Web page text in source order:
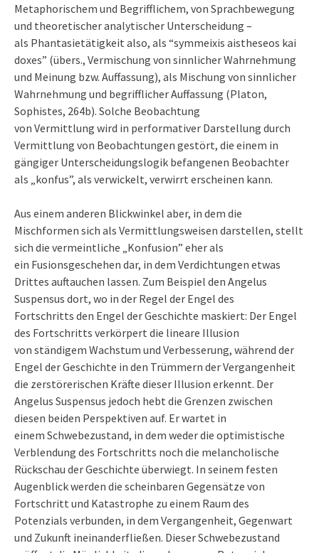
Metaphorischem und Begrifflichem, von Sprachbewegung
und theoretischer analytischer Unterscheidung –
als Phantasietätigkeit also, als “symmeixis aistheseos kai
doxes” (übers., Vermischung von sinnlicher Wahrnehmung
und Meinung bzw. Auffassung), als Mischung von sinnlicher
Wahrnehmung und begrifflicher Auffassung (Platon,
Sophistes, 264b). Solche Beobachtung
von Vermittlung wird in performativer Darstellung durch
Vermittlung von Beobachtungen gestört, die einem in
gängiger Unterscheidungslogik befangenen Beobachter
als „konfus”, als verwickelt, verwirrt erscheinen kann.
Aus einem anderen Blickwinkel aber, in dem die
Mischformen sich als Vermittlungsweisen darstellen, stellt
sich die vermeintliche „Konfusion” eher als
ein Fusionsgeschehen dar, in dem Verdichtungen etwas
Drittes auftauchen lassen. Zum Beispiel den Angelus
Suspensus dort, wo in der Regel der Engel des
Fortschritts den Engel der Geschichte maskiert: Der Engel
des Fortschritts verkörpert die lineare Illusion
von ständigem Wachstum und Verbesserung, während der
Engel der Geschichte in den Trümmern der Vergangenheit
die zerstörerischen Kräfte dieser Illusion erkennt. Der
Angelus Suspensus jedoch hebt die Grenzen zwischen
diesen beiden Perspektiven auf. Er wartet in
einem Schwebezustand, in dem weder die optimistische
Verblendung des Fortschritts noch die melancholische
Rückschau der Geschichte überwiegt. In seinem festen
Augenblick werden die scheinbaren Gegensätze von
Fortschritt und Katastrophe zu einem Raum des
Potenzials verbunden, in dem Vergangenheit, Gegenwart
und Zukunft ineinanderfließen. Dieser Schwebezustand